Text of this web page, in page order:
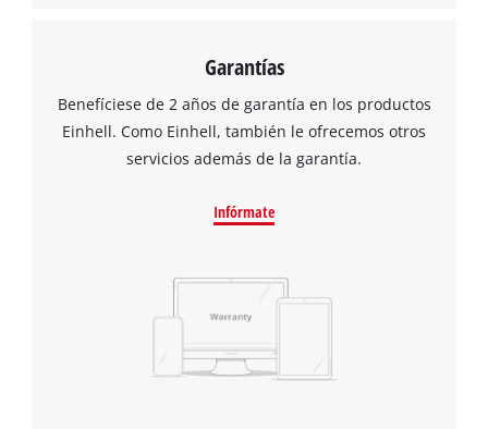
Garantías
Benefíciese de 2 años de garantía en los productos
Einhell. Como Einhell, también le ofrecemos otros
servicios además de la garantía.
Infórmate